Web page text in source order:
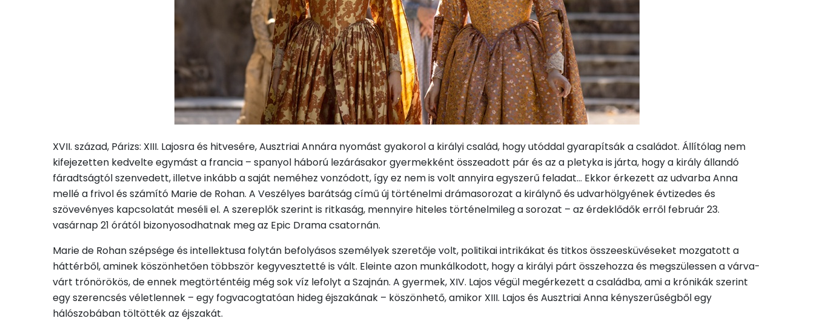
XVII. század, Párizs: XIII. Lajosra és hitvesére, Ausztriai Annára nyomást gyakorol a királyi család, hogy utóddal gyarapítsák a családot. Állítólag nem
kifejezetten kedvelte egymást a francia – spanyol háború lezárásakor gyermekként összeadott pár és az a pletyka is járta, hogy a király állandó
fáradtságtól szenvedett, illetve inkább a saját neméhez vonzódott, így ez nem is volt annyira egyszerű feladat… Ekkor érkezett az udvarba Anna
mellé a frivol és számító Marie de Rohan. A Veszélyes barátság című új történelmi drámasorozat a királynő és udvarhölgyének évtizedes és
szövevényes kapcsolatát meséli el. A szereplők szerint is ritkaság, mennyire hiteles történelmileg a sorozat – az érdeklődők erről február 23.
vasárnap 21 órától bizonyosodhatnak meg az Epic Drama csatornán.
Marie de Rohan szépsége és intellektusa folytán befolyásos személyek szeretője volt, politikai intrikákat és titkos összeesküvéseket mozgatott a
háttérből, aminek köszönhetően többször kegyvesztetté is vált. Eleinte azon munkálkodott, hogy a királyi párt összehozza és megszülessen a várva-
várt trónörökös, de ennek megtörténtéig még sok víz lefolyt a Szajnán. A gyermek, XIV. Lajos végül megérkezett a családba, ami a krónikák szerint
egy szerencsés véletlennek – egy fogvacogtatóan hideg éjszakának – köszönhető, amikor XIII. Lajos és Ausztriai Anna kényszerűségből egy
hálószobában töltötték az éjszakát.